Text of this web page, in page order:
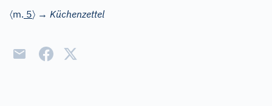
〈m. 5〉 → Küchenzettel